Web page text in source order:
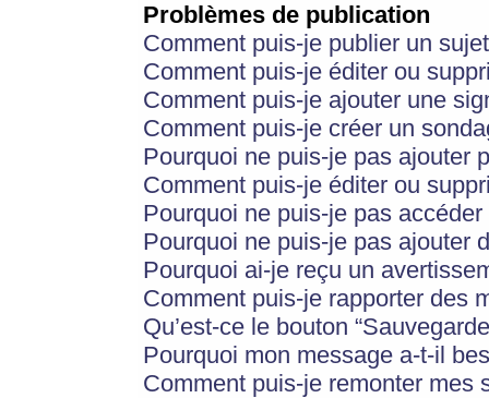
Problèmes de publication
Comment puis-je publier un
Comment puis-je éditer ou
Comment puis-je ajouter une
Comment puis-je créer un
Pourquoi ne puis-je pas ajouter
Comment puis-je éditer ou
Pourquoi ne puis-je pas
Pourquoi ne puis-je pas ajouter
Pourquoi ai-je reçu un
Comment puis-je rapporter des
Qu’est-ce le bouton
Pourquoi mon message a-t-il
Comment puis-je remonter mes